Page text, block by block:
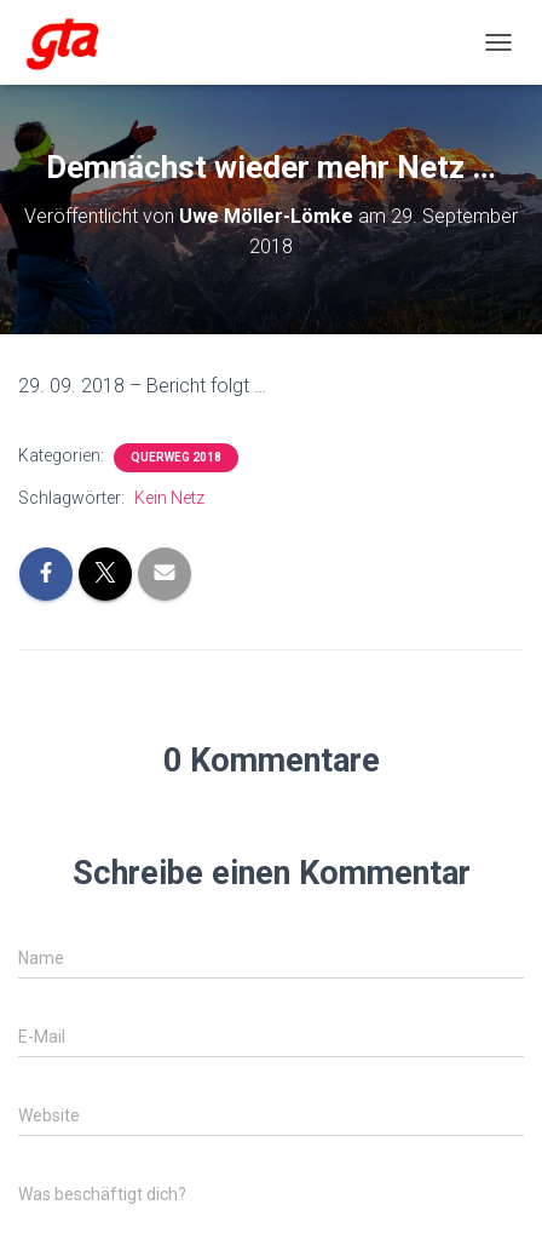
Demnächst wieder mehr Netz …
Veröffentlicht von Uwe Möller-Lömke am29. September
2018
29. 09. 2018 – Bericht folgt …
Kategorien: QUERWEG 2018
Schlagwörter: Kein Netz
0 Kommentare
Schreibe einen Kommentar
Name
E-Mail
Website
Was beschäftigt dich?